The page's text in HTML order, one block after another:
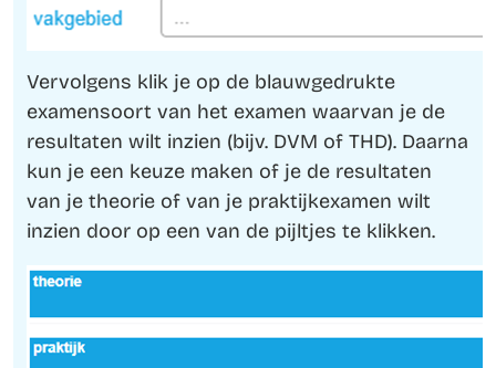
Vervolgens klik je op de blauwgedrukte
examensoort van het examen waarvan je de
resultaten wilt inzien (bijv. DVM of THD). Daarna
kun je een keuze maken of je de resultaten
van je theorie of van je praktijkexamen wilt
inzien door op een van de pijltjes te klikken.